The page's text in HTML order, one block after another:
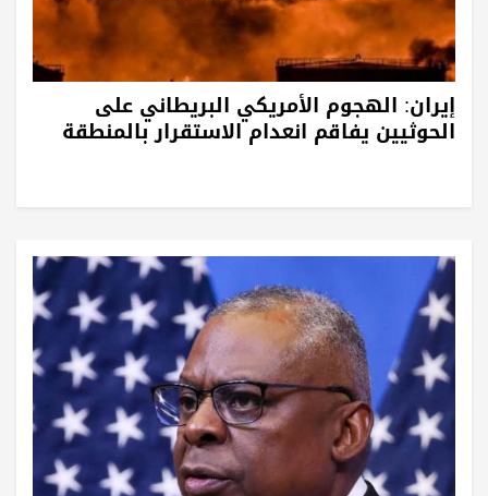
إيران: الهجوم الأمريكي البريطاني على
الحوثيين يفاقم انعدام الاستقرار بالمنطقة